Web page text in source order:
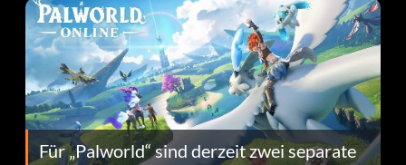
Für „Palworld“ sind derzeit zwei separate